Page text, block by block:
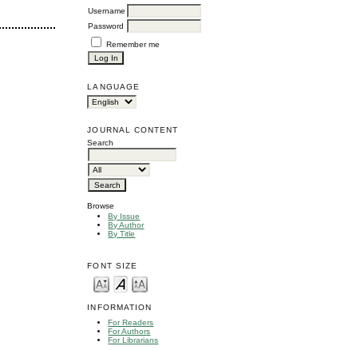
Username
Password
Remember me
LANGUAGE
JOURNAL CONTENT
Search
Browse
By Issue
By Author
By Title
FONT SIZE
INFORMATION
For Readers
For Authors
For Librarians